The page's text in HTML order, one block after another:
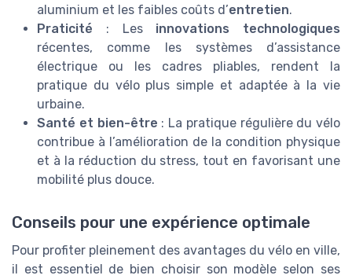
aluminium et les faibles coûts d’entretien.
Praticité : Les innovations technologiques
récentes, comme les systèmes d’assistance
électrique ou les cadres pliables, rendent la
pratique du vélo plus simple et adaptée à la vie
urbaine.
Santé et bien-être : La pratique régulière du vélo
contribue à l’amélioration de la condition physique
et à la réduction du stress, tout en favorisant une
mobilité plus douce.
Conseils pour une expérience optimale
Pour profiter pleinement des avantages du vélo en ville,
il est essentiel de bien choisir son modèle selon ses